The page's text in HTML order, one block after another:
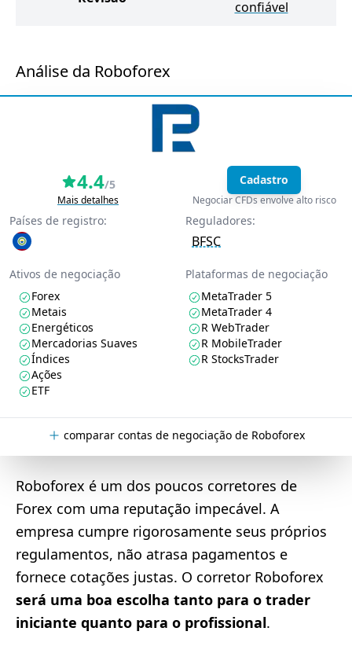
confiável
Análise da Roboforex
4.4/5
Mais detalhes
Cadastro
Negociar CFDs envolve alto risco
Países de registro: Reguladores:
BFSC
Ativos de negociação
Forex
Metais
Energéticos
Mercadorias Suaves
Índices
Ações
ETF
Plataformas de negociação
MetaTrader 5
MetaTrader 4
R WebTrader
R MobileTrader
R StocksTrader
comparar contas de negociação de Roboforex
Roboforex é um dos poucos corretores de
Forex com uma reputação impecável. A
empresa cumpre rigorosamente seus próprios
regulamentos, não atrasa pagamentos e
fornece cotações justas. O corretor Roboforex
será uma boa escolha tanto para o trader
iniciante quanto para o profissional.